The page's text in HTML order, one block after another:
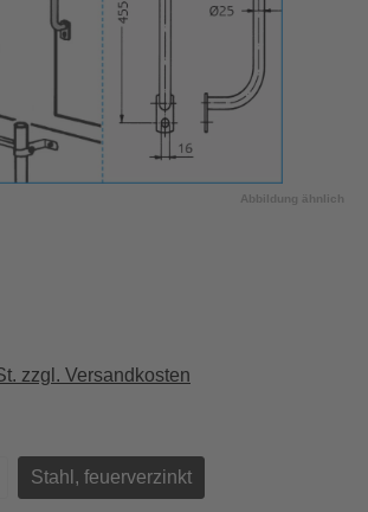
Abbildung ähnlich
zzgl. Versandkosten
Stahl, feuerverzinkt